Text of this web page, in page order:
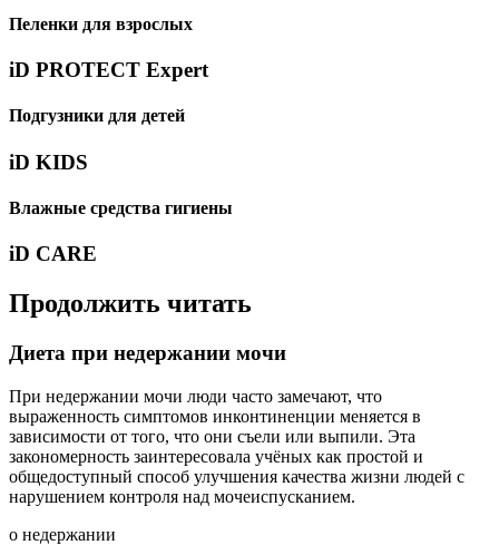
Пеленки для взрослых
iD PROTECT Expert
Подгузники для детей
iD KIDS
Влажные средства гигиены
iD CARE
Продолжить читать
Диета при недержании мочи
При недержании мочи люди часто замечают, что
выраженность симптомов инконтиненции меняется в
зависимости от того, что они съели или выпили. Эта
закономерность заинтересовала учёных как простой и
общедоступный способ улучшения качества жизни людей с
нарушением контроля над мочеиспусканием.
о недержании